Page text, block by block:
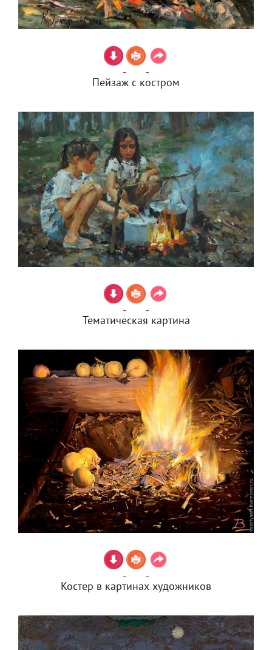
Пейзаж с костром
Тематическая картина
Костер в картинах художников